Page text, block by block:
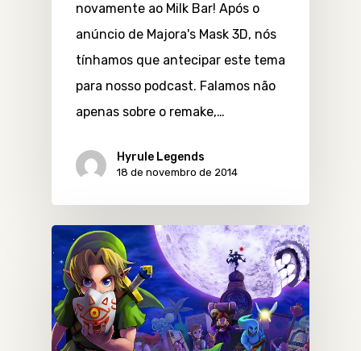
novamente ao Milk Bar! Após o
anúncio de Majora's Mask 3D, nós
tínhamos que antecipar este tema
para nosso podcast. Falamos não
apenas sobre o remake,…
Hyrule Legends
18 de novembro de 2014